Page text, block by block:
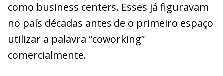
como business centers. Esses já figuravam
no país décadas antes de o primeiro espaço
utilizar a palavra “coworking”
comercialmente.